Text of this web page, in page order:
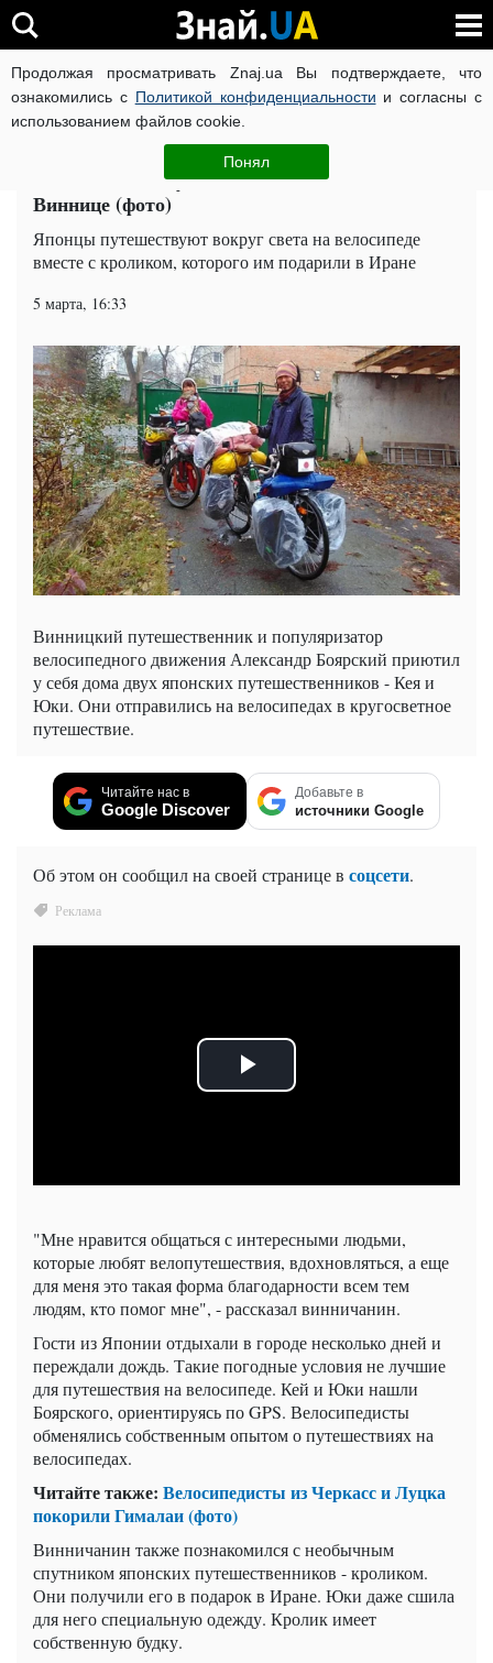
Продолжая просматривать Znaj.ua Вы подтверждаете, что
ознакомились с Политикой конфиденциальности и согласны с
использованием файлов cookie.
Понял
ВОЙНА РОССИИ ПРОТИВ УКРАИНЫ КОРОНАВИРУС В
Общество ЧИТАТИ УКРАЇНСЬКОЮ
Японские велопутешественники поселились в
Виннице (фото)
Японцы путешествуют вокруг света на велосипеде
вместе с кроликом, которого им подарили в Иране
5 марта, 16:33
Винницкий путешественник и популяризатор
велосипедного движения Александр Боярский приютил
у себя дома двух японских путешественников - Кея и
Юки. Они отправились на велосипедах в кругосветное
путешествие.
Читайте нас в
Google Discover
Добавьте в
источники Google
Об этом он сообщил на своей странице в соцсети.
"Мне нравится общаться с интересными людьми,
которые любят велопутешествия, вдохновляться, а еще
для меня это такая форма благодарности всем тем
людям, кто помог мне", - рассказал винничанин.
Гости из Японии отдыхали в городе несколько дней и
переждали дождь. Такие погодные условия не лучшие
для путешествия на велосипеде. Кей и Юки нашли
Боярского, ориентируясь по GPS. Велосипедисты
обменялись собственным опытом о путешествиях на
велосипедах.
Читайте также: Велосипедисты из Черкасс и Луцка
покорили Гималаи (фото)
Винничанин также познакомился с необычным
спутником японских путешественников - кроликом.
Они получили его в подарок в Иране. Юки даже сшила
для него специальную одежду. Кролик имеет
собственную будку.